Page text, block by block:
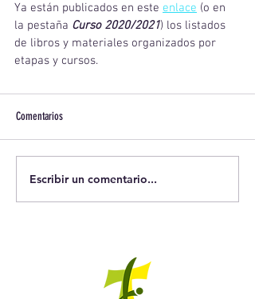
Ya están publicados en este enlace (o en
la pestaña Curso 2020/2021) los listados
de libros y materiales organizados por
etapas y cursos.
Comentarios
Escribir un comentario...